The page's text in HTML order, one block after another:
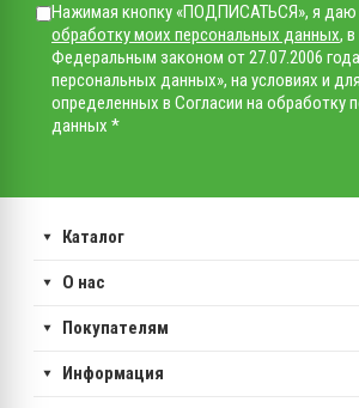
Нажимая кнопку «ПОДПИСАТЬСЯ», я даю
обработку моих персональных данных,
Федеральным законом от 27.07.2006
персональных данных», на условиях и
определенных в Согласии на обработку
данных *
Каталог
О нас
Покупателям
Информация